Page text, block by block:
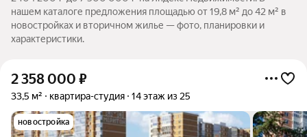
нашем каталоге предложения площадью от 19,8 м² до 42 м² в
новостройках и вторичном жилье — фото, планировки и
характеристики.
2 358 000 ₽
33,5 м² квартира-студия 14 этаж из 25
новостройка